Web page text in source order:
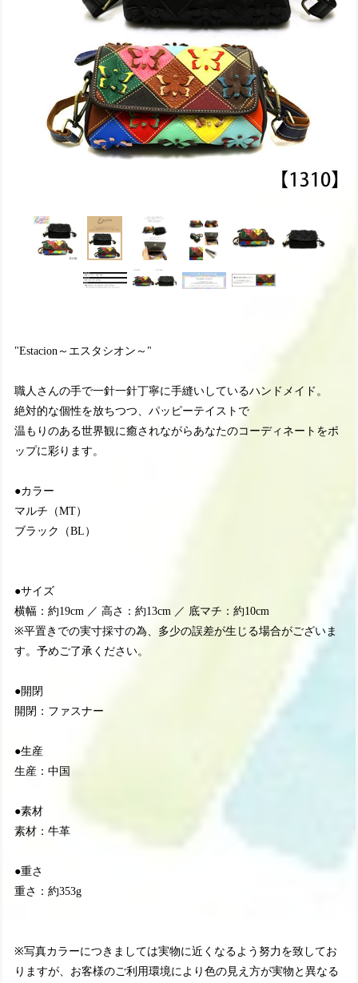
"Estacion～エスタシオン～"
職人さんの手で一針一針丁寧に手縫いしているハンドメイド。
絶対的な個性を放ちつつ、パッピーテイストで
温もりのある世界観に癒されながらあなたのコーディネートをポ
ップに彩ります。
●カラー
マルチ（MT）
ブラック（BL）
●サイズ
横幅：約19cm ／ 高さ：約13cm ／ 底マチ：約10cm
※平置きでの実寸採寸の為、多少の誤差が生じる場合がございま
す。予めご了承ください。
●開閉
開閉：ファスナー
●生産
生産：中国
●素材
素材：牛革
●重さ
重さ：約353g
※写真カラーにつきましては実物に近くなるよう努力を致してお
りますが、お客様のご利用環境により色の見え方が実物と異なる